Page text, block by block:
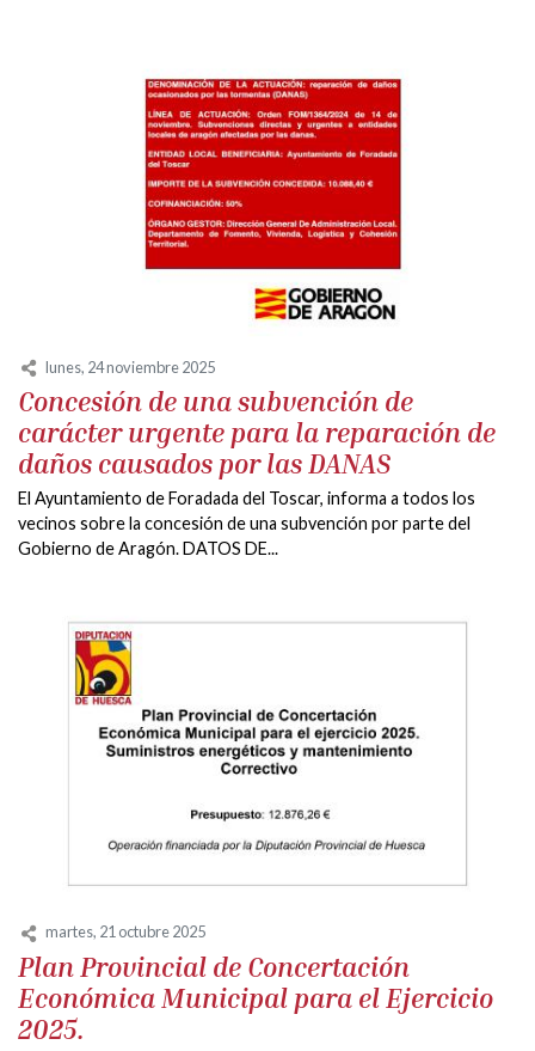
lunes, 24 noviembre 2025
Concesión de una subvención de
carácter urgente para la reparación de
daños causados por las DANAS
El Ayuntamiento de Foradada del Toscar, informa a todos los
vecinos sobre la concesión de una subvención por parte del
Gobierno de Aragón. DATOS DE...
martes, 21 octubre 2025
Plan Provincial de Concertación
Económica Municipal para el Ejercicio
2025.